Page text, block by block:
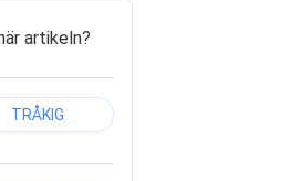
artikeln?
TRÅKIG